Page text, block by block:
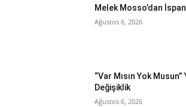
Melek Mosso’dan
Ağustos 6, 2026
“Var Mısın Yok Musun”
Değişiklik
Ağustos 6, 2026